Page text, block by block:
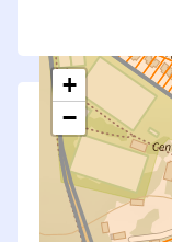
+
−Saisissez
Surfaces à
espaces
définitifs et